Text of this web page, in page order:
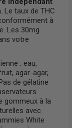
Le taux de THC
à
Les 30mg
votre
: eau,
agar-agar,
de gélatine
gommeux à la
avec
White